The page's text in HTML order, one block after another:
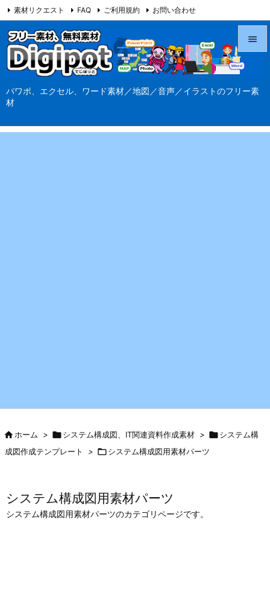
パワポ、エクセル、ワード素材／地図／音声／イラストのフリー素
材



素材リクエスト FAQ ご利用規約 お問い合わせ
当サイト（Digipot.net）について
ホーム > システム構成図、IT関連資料作成素材 > システム構
成図作成テンプレート
> システム構成図用素材パーツ
システム構成図用素材パーツ
システム構成図用素材パーツのカテゴリページです。